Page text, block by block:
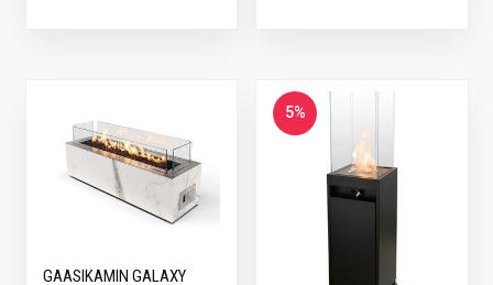
GAASIKAMIN GALAXY
5%